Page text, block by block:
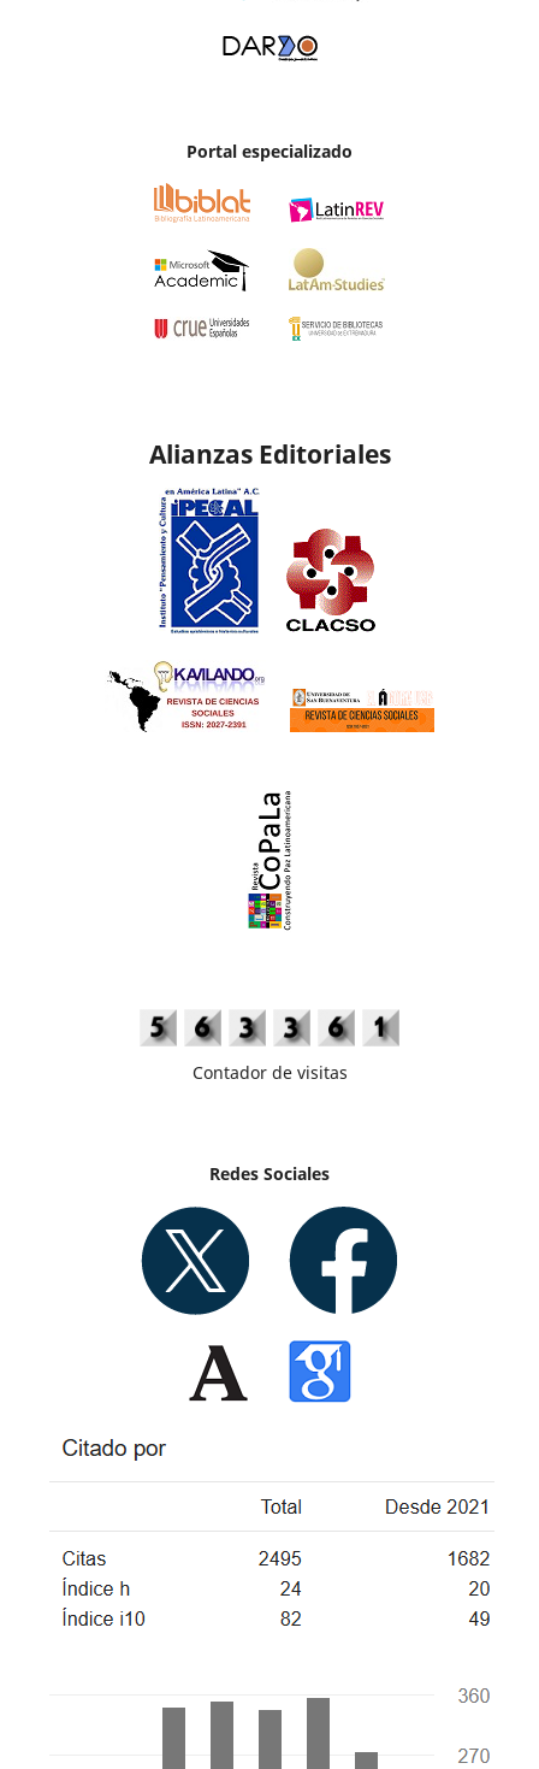
Portal especializado
Alianzas Editoriales
Contador de visitas
Redes Sociales